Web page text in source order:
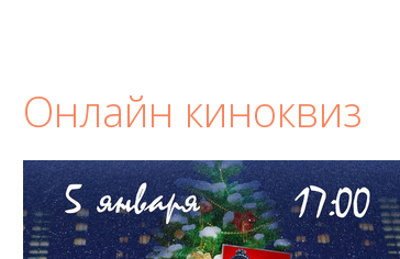
Онлайн киноквиз